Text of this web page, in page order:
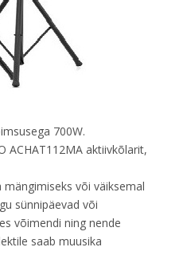
700W.
ACHAT112MA aktiivkõlarit,
või väiksemal
sünnipäevad või
võimendi ning nende
saab muusika